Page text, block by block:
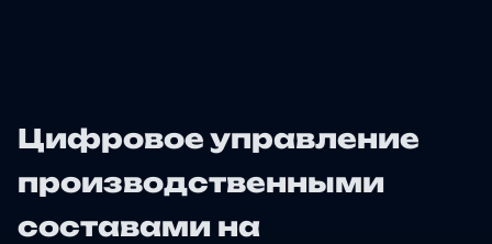
Цифровое управление
производственными
составами на